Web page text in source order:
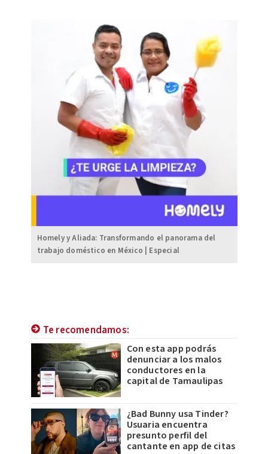
Homely y Aliada: Transformando el panorama del
trabajo doméstico en México | Especial
Te recomendamos:
Con esta app podrás
denunciar a los malos
conductores en la
capital de Tamaulipas
¿Bad Bunny usa Tinder?
Usuaria encuentra
presunto perfil del
cantante en app de citas